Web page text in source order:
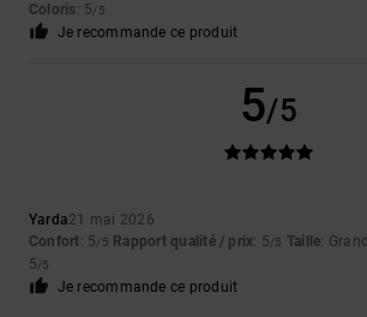
Coloris: 5/5
Je recommande ce produit
5/5
Yarda21 mai 2026
Confort: 5/5 Rapport qualité / prix: 5/5 Taille: Grand
5/5
Je recommande ce produit